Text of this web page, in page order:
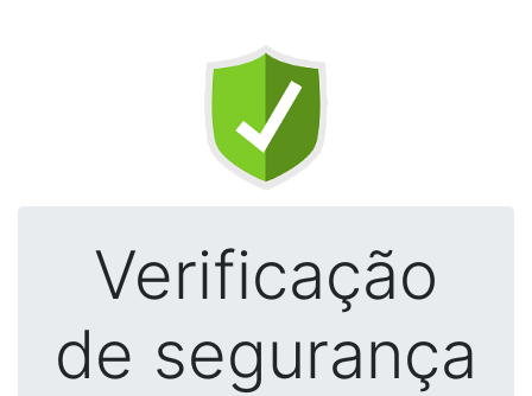
Verificação
de segurança